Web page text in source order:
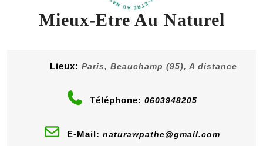
Mieux-Etre Au Naturel
Lieux: Paris, Beauchamp (95), A distance
Téléphone: 0603948205
E-Mail: naturawpathe@gmail.com